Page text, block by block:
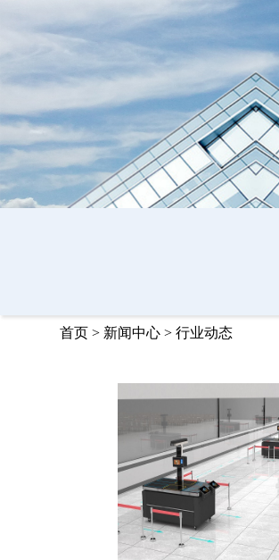
首页 > 新闻中心 >行业动态